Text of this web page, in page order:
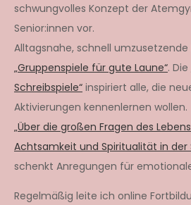
schwungvolles Konzept der
Senior:innen vor.
Alltagsnahe, schnell
„Gruppenspiele für gute Laune“. Die
Schreibspiele“ inspiriert alle, die
Aktivierungen kennenlernen wollen.
„Über die großen Fragen des
Achtsamkeit und Spiritualität in der
schenkt Anregungen für
Regelmäßig leite ich online